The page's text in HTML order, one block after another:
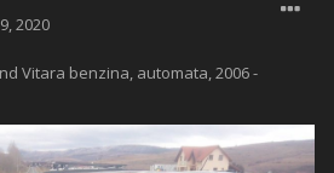
2020
Vitara benzina, automata, 2006 -